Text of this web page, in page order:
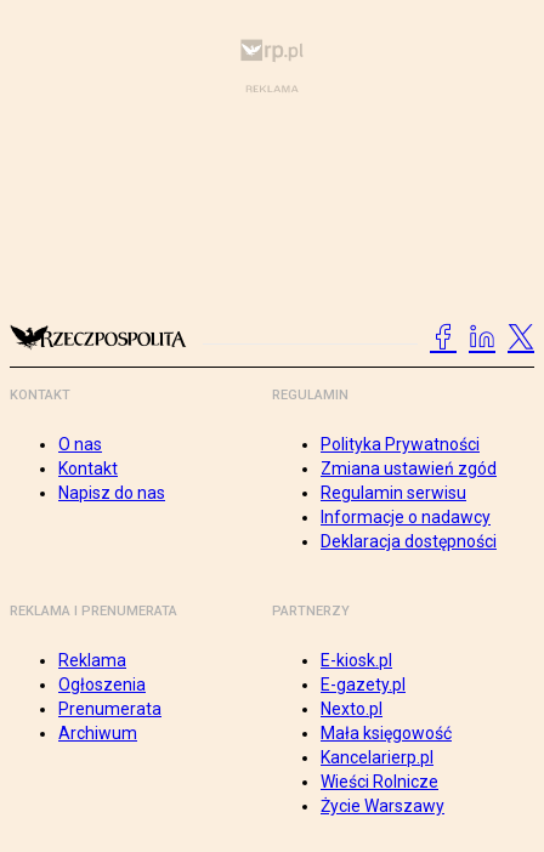
KONTAKT
O nas
Kontakt
Napisz do nas
REGULAMIN
Polityka Prywatności
Zmiana ustawień zgód
Regulamin serwisu
Informacje o nadawcy
Deklaracja dostępności
REKLAMA I PRENUMERATA
Reklama
Ogłoszenia
Prenumerata
Archiwum
PARTNERZY
E-kiosk.pl
E-gazety.pl
Nexto.pl
Mała księgowość
Kancelarierp.pl
Wieści Rolnicze
Życie Warszawy